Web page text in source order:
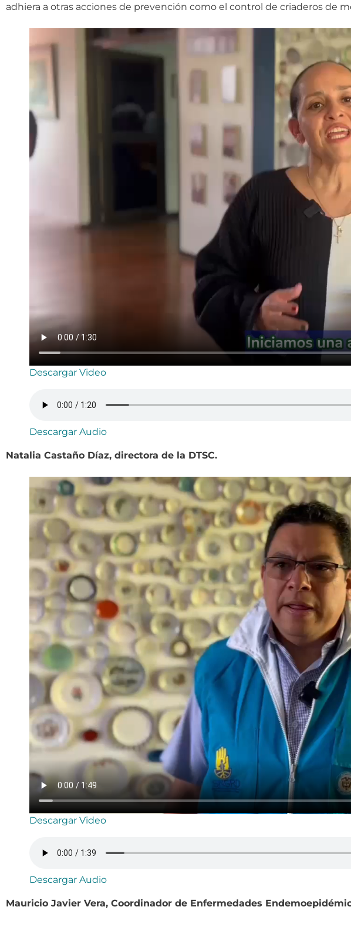
adhiera a otras acciones de prevención como el control de criaderos de
Descargar Video
Descargar Audio
Natalia Castaño Díaz, directora de la DTSC.
Descargar Video
Descargar Audio
Mauricio Javier Vera, Coordinador de Enfermedades